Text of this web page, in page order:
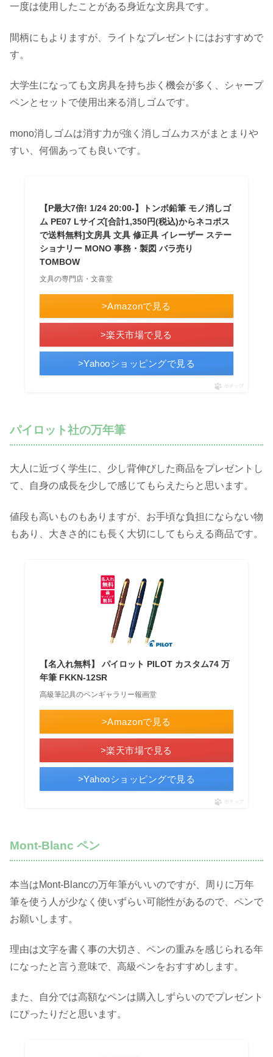
一度は使用したことがある身近な文房具です。
間柄にもよりますが、ライトなプレゼントにはおすすめで
す。
大学生になっても文房具を持ち歩く機会が多く、シャープ
ペンとセットで使用出来る消しゴムです。
mono消しゴムは消す力が強く消しゴムカスがまとまりや
すい、何個あっても良いです。
【P最大7倍! 1/24 20:00-】トンボ鉛筆 モノ消しゴ
ム PE07 Lサイズ[合計1,350円(税込)からネコポス
で送料無料]文房具 文具 修正具 イレーザー ステー
ショナリー MONO 事務・製図 バラ売り
TOMBOW
文具の専門店・文喜堂
>Amazonで見る
>楽天市場で見る
>Yahooショッピングで見る
ポチップ
パイロット社の万年筆
大人に近づく学生に、少し背伸びした商品をプレゼントし
て、自身の成長を少しで感じてもらえたらと思います。
値段も高いものもありますが、お手頃な負担にならない物
もあり、大きさ的にも長く大切にしてもらえる商品です。
【名入れ無料】 パイロット PILOT カスタム74 万
年筆 FKKN-12SR
高級筆記具のペンギャラリー報画堂
>Amazonで見る
>楽天市場で見る
>Yahooショッピングで見る
ポチップ
Mont-Blanc ペン
本当はMont-Blancの万年筆がいいのですが、周りに万年
筆を使う人が少なく使いずらい可能性があるので、ペンで
お願いします。
理由は文字を書く事の大切さ、ペンの重みを感じられる年
になったと言う意味で、高級ペンをおすすめします。
また、自分では高額なペンは購入しずらいのでプレゼント
にぴったりだと思います。